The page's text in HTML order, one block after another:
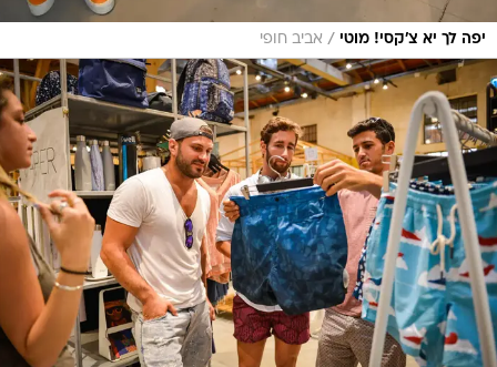
יפה לך יא צ'קסי! מוטי / אביב חופי